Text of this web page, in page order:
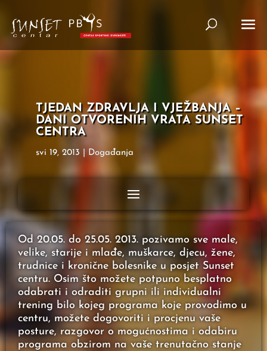
TJEDAN ZDRAVLJA I VJEŽBANJA –
DANI OTVORENIH VRATA SUNSET
CENTRA
svi 19, 2013 Događanja
Od 20.05. do 25.05. 2013. pozivamo sve male,
velike, starije i mlađe, muškarce, djecu, žene,
trudnice i kronične bolesnike u posjet Sunset
centru. Osim što možete potpuno besplatno
odabrati i odraditi grupni ili individualni
trening bilo kojeg programa koje provodimo u
centru, možete dogovoriti i procjenu vaše
posture, razgovor o mogućnostima i odabiru
programa obzirom na vaše trenutačno stanje